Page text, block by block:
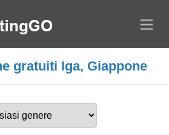
gratuiti Iga, Giappone